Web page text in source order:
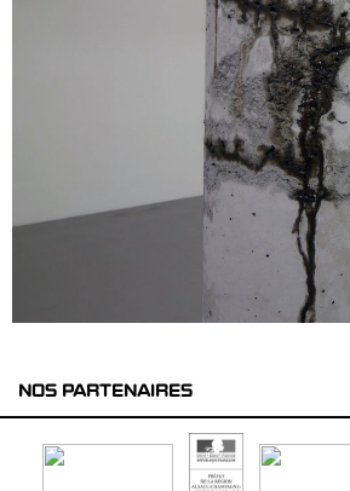
NOS PARTENAIRES